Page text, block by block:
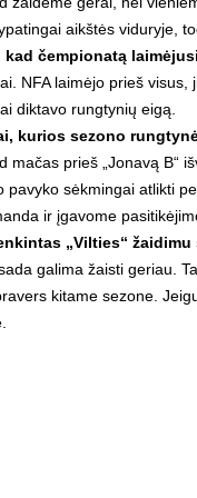
aikštės viduryje,
kad čempionatą
NFA laimėjo prieš
diktavo rungtynių eigą.
kurios sezono
mačas prieš „Jonavą B“
pavyko sėkmingai atlikti
ir įgavome
„Vilties“ žaidimu
galima žaisti geriau.
kitame sezone.